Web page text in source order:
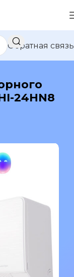
Обратная связь
24HN8